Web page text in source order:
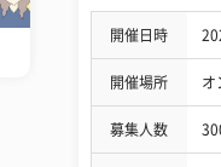
開催日時
開催場所 オ
募集人数